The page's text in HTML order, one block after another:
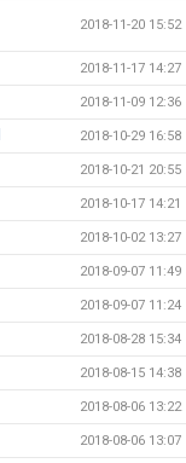
2018-11-20 15:52
2018-11-17 14:27
2018-11-09 12:36
2018-10-29 16:58
2018-10-21 20:55
2018-10-17 14:21
2018-10-02 13:27
2018-09-07 11:49
2018-09-07 11:24
2018-08-28 15:34
2018-08-15 14:38
2018-08-06 13:22
2018-08-06 13:07